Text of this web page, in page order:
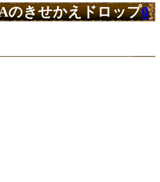
のきせかえドロップ0